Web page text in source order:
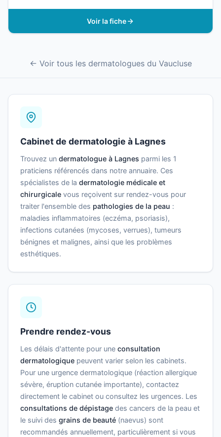
Voir la fiche
← Voir tous les dermatologues du Vaucluse
Cabinet de dermatologie à Lagnes
Trouvez un dermatologue à Lagnes parmi les 1
praticiens référencés dans notre annuaire. Ces
spécialistes de la dermatologie médicale et
chirurgicale vous reçoivent sur rendez-vous pour
traiter l'ensemble des pathologies de la peau :
maladies inflammatoires (eczéma, psoriasis),
infections cutanées (mycoses, verrues), tumeurs
bénignes et malignes, ainsi que les problèmes
esthétiques.
Prendre rendez-vous
Les délais d'attente pour une consultation
dermatologique peuvent varier selon les cabinets.
Pour une urgence dermatologique (réaction allergique
sévère, éruption cutanée importante), contactez
directement le cabinet ou consultez les urgences. Les
consultations de dépistage des cancers de la peau et
le suivi des grains de beauté (naevus) sont
recommandés annuellement, particulièrement si vous